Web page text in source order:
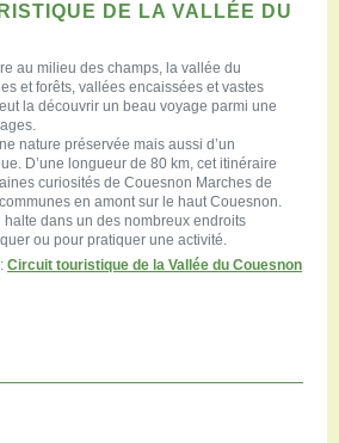
DE LA VALLÉE DU
au milieu des champs, la vallée du
et forêts, vallées encaissées et vastes
la découvrir un beau voyage parmi une
nature préservée mais aussi d’un
D’une longueur de 80 km, cet itinéraire
curiosités de Couesnon Marches de
en amont sur le haut Couesnon.
halte dans un des nombreux endroits
ou pour pratiquer une activité.
Circuit touristique de la Vallée du Couesnon